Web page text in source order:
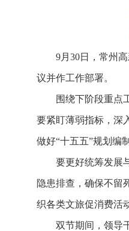
9月30日，常州
议并作工作部署。
围绕下阶段重点
要紧盯薄弱指标，深
做好“十五五”规划编
要更好统筹发展
隐患排查，确保不留
织各类文旅促消费活
双节期间，领导